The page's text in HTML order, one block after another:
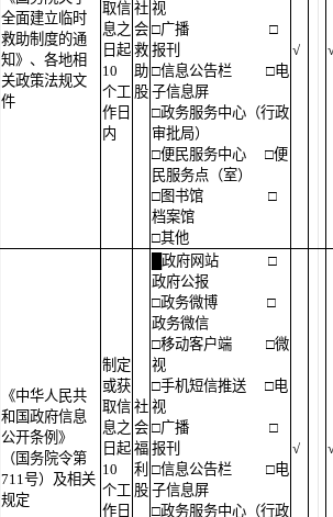
全面建立临时
救助制度的通
知》、各地相
关政策法规文
件
取信
息之
日起
10
个工
作日
内
社
会
救
助
股
视
□广播
□
报刊
□信息公告栏
□电
子信息屏
□政务服务中心（行政
审批局）
□便民服务中心
□便
民服务点（室）
□图书馆
□
档案馆
□其他
√
《中华人民共
和国政府信息
公开条例》
（国务院令第
711号）及相关
规定
制定
或获
取信
息之
日起
10
个工
作日
社
会
福
利
股
█政府网站
□
政府公报
□政务微博
□
政务微信
□移动客户端
□微
视
□手机短信推送
□电
视
□广播
□
报刊
□信息公告栏
□电
子信息屏
□政务服务中心（行政
√